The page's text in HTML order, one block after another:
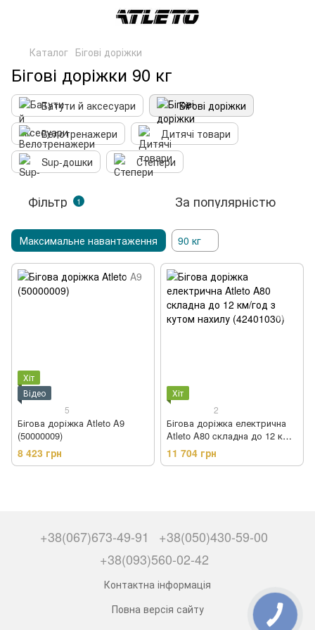
Каталог Бігові доріжки
Бігові доріжки 90 кг
Батути й аксесуари
Бігові доріжки
Велотренажери
Дитячі товари
Sup-дошки
Степери
Фільтр 1 За популярністю
Максимальне навантаження 90 кг
Хіт
Відео
5
Бігова доріжка Atleto A9
(50000009)
8 423 грн
Хіт
2
Бігова доріжка електрична
Atleto A80 cкладна до 12 км/
год з кутом нахилу (42401030)
11 704 грн
+38(067)673-49-91
+38(050)430-59-00
+38(093)560-02-42
Контактна інформація
Повна версія сайту